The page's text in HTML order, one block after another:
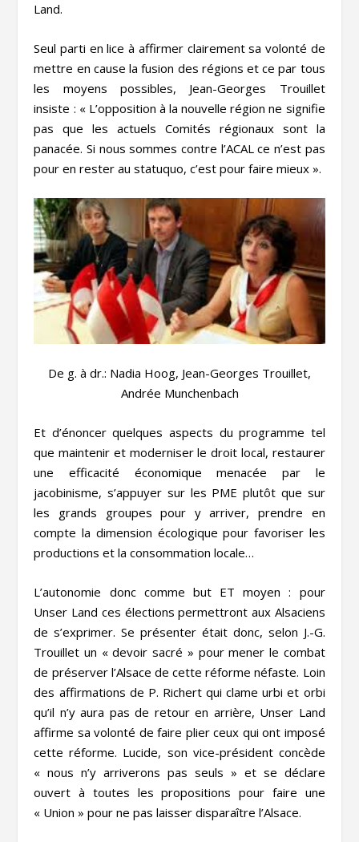
Land.
Seul parti en lice à affirmer clairement sa volonté de
mettre en cause la fusion des régions et ce par tous
les moyens possibles, Jean-Georges Trouillet
insiste : « L’opposition à la nouvelle région ne signifie
pas que les actuels Comités régionaux sont la
panacée. Si nous sommes contre l’ACAL ce n’est pas
pour en rester au statuquo, c’est pour faire mieux ».
De g. à dr.: Nadia Hoog, Jean-Georges Trouillet,
Andrée Munchenbach
Et d’énoncer quelques aspects du programme tel
que maintenir et moderniser le droit local, restaurer
une efficacité économique menacée par le
jacobinisme, s’appuyer sur les PME plutôt que sur
les grands groupes pour y arriver, prendre en
compte la dimension écologique pour favoriser les
productions et la consommation locale…
L’autonomie donc comme but ET moyen : pour
Unser Land ces élections permettront aux Alsaciens
de s’exprimer. Se présenter était donc, selon J.-G.
Trouillet un « devoir sacré » pour mener le combat
de préserver l’Alsace de cette réforme néfaste. Loin
des affirmations de P. Richert qui clame urbi et orbi
qu’il n’y aura pas de retour en arrière, Unser Land
affirme sa volonté de faire plier ceux qui ont imposé
cette réforme. Lucide, son vice-président concède
« nous n’y arriverons pas seuls » et se déclare
ouvert à toutes les propositions pour faire une
« Union » pour ne pas laisser disparaître l’Alsace.